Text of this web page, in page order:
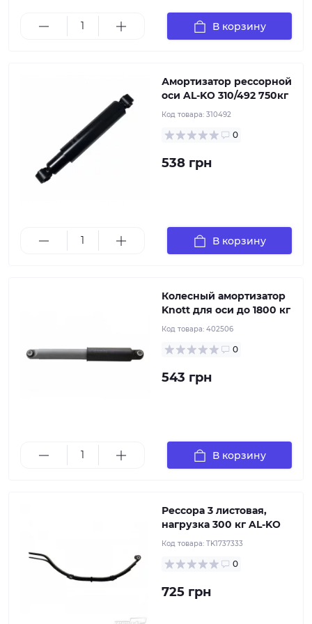
В корзину
раму и груз
Амортизатор рессорной
оси AL-KO 310/492 750кг
Код товара: 310492
0
538 грн
В корзину
нагрузкой до 1800 кг
Колесный амортизатор
Knott для оси до 1800 кг
Код товара: 402506
0
543 грн
В корзину
Рессора 3 листовая, нагрузка 300 кг с полимерным
грунтованием подходящее решение для одноосных
рессорных прицепов общей массой до 750 кг.
Выполненная из 6 миллиметровой легированной
стали, данная рессора производится с учетом
Рессора 3 листовая,
нагрузка 300 кг AL-KO
Код товара: TK1737333
0
725 грн
Рессора 4 листовая, нагрузка 450 кг с полимерным
грунтованием подходящее решение для одноосных
рессорных прицепов общей массой до 1000 кг или
двухосных с массой до 1800 кг. Выполненная из 6
миллиметровой легированной стали, данная